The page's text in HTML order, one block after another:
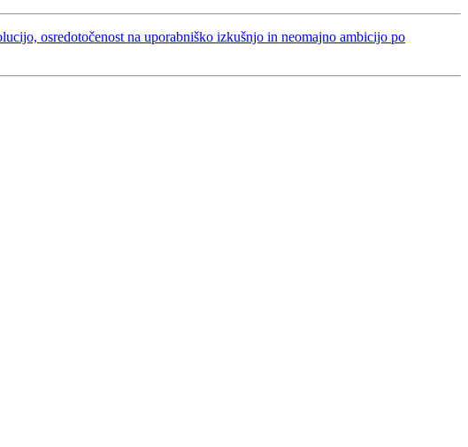
osredotočenost na uporabniško izkušnjo in neomajno ambicijo po